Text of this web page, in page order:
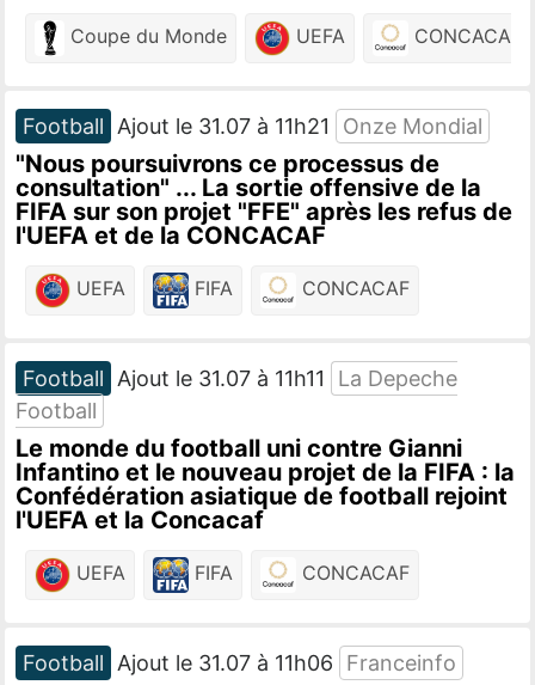
Coupe du Monde UEFA CONCACAF
Football Ajout le 31.07 à 11h21 Onze Mondial
"Nous poursuivrons ce processus de
consultation" ... La sortie offensive de la
FIFA sur son projet "FFE" après les refus de
l'UEFA et de la CONCACAF
UEFA FIFA CONCACAF
Football Ajout le 31.07 à 11h11
La Depeche
Football
Le monde du football uni contre Gianni
Infantino et le nouveau projet de la FIFA : la
Confédération asiatique de football rejoint
l'UEFA et la Concacaf
UEFA FIFA CONCACAF
Football Ajout le 31.07 à 11h06 Franceinfo